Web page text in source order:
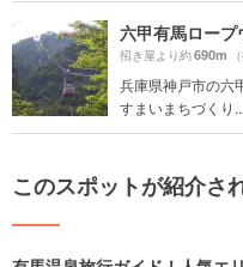
六甲有馬ロープ
招き屋より約690m
兵庫県神戸市の六
すまいまちづくり...
このスポットが紹介さ